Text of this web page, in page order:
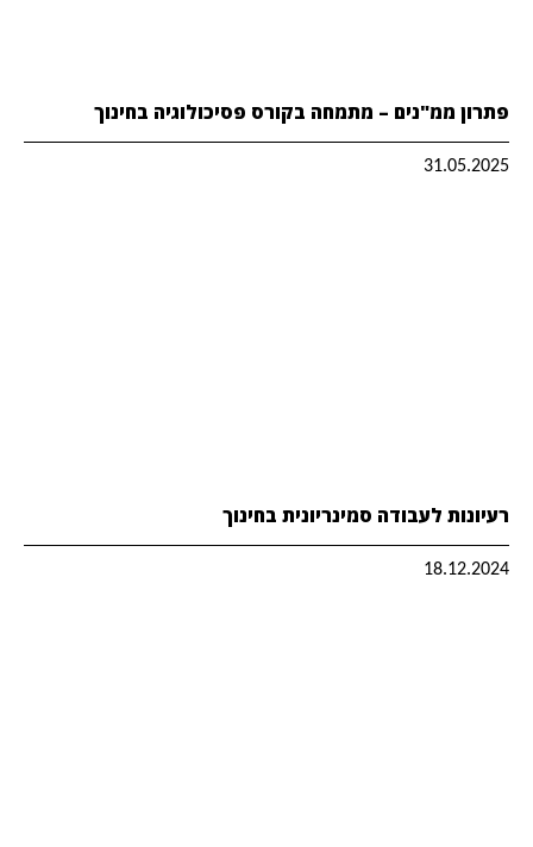
פתרון ממ"נים – מתמחה בקורס פסיכולוגיה בחינוך
31.05.2025
רעיונות לעבודה סמינריונית בחינוך
18.12.2024